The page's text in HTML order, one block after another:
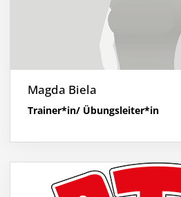
Magda Biela
Trainer*in/ Übungsleiter*in